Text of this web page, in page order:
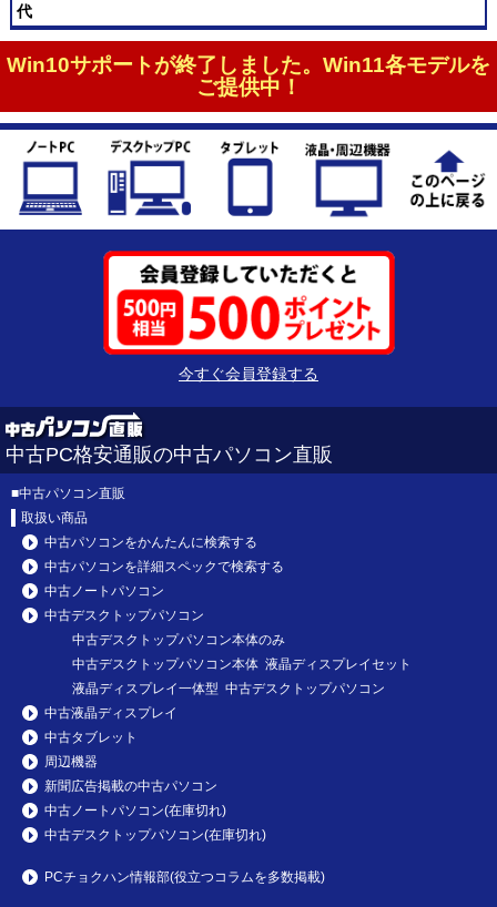
代
Win10サポートが終了しました。Win11各モデルを
ご提供中！
今すぐ会員登録する
中古PC格安通販の中古パソコン直販
■中古パソコン直販
取扱い商品
中古パソコンをかんたんに検索する
中古パソコンを詳細スペックで検索する
中古ノートパソコン
中古デスクトップパソコン
中古デスクトップパソコン本体のみ
中古デスクトップパソコン本体 液晶ディスプレイセット
液晶ディスプレイ一体型 中古デスクトップパソコン
中古液晶ディスプレイ
中古タブレット
周辺機器
新聞広告掲載の中古パソコン
中古ノートパソコン(在庫切れ)
中古デスクトップパソコン(在庫切れ)
PCチョクハン情報部(役立つコラムを多数掲載)